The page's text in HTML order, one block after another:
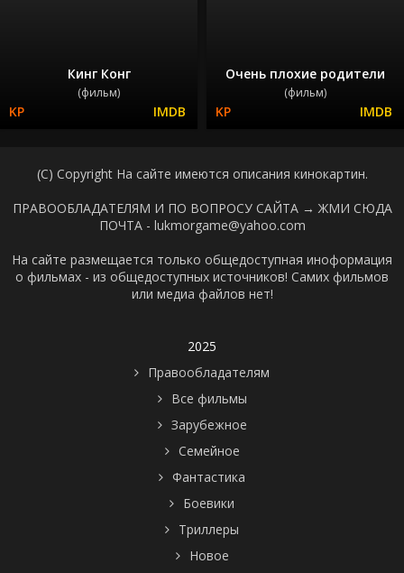
Кинг Конг
(фильм)
Очень плохие родители
(фильм)
(C) Copyright На сайте имеются описания кинокартин.
ПРАВООБЛАДАТЕЛЯМ И ПО ВОПРОСУ САЙТА → ЖМИ СЮДА
ПОЧТА - lukmorgame@yahoo.com
На сайте размещается только общедоступная иноформация
о фильмах - из общедоступных источников! Самих фильмов
или медиа файлов нет!
2025
Правообладателям
Все фильмы
Зарубежное
Семейное
Фантастика
Боевики
Триллеры
Новое